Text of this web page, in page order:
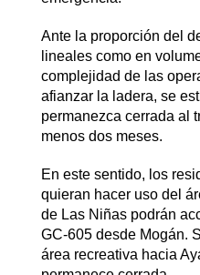
Ante la proporción del
lineales como en
complejidad de las
afianzar la ladera, se
permanezca cerrada al
menos dos meses.
En este sentido, los
quieran hacer uso del
de Las Niñas podrán
GC-605 desde Mogán.
área recreativa hacia